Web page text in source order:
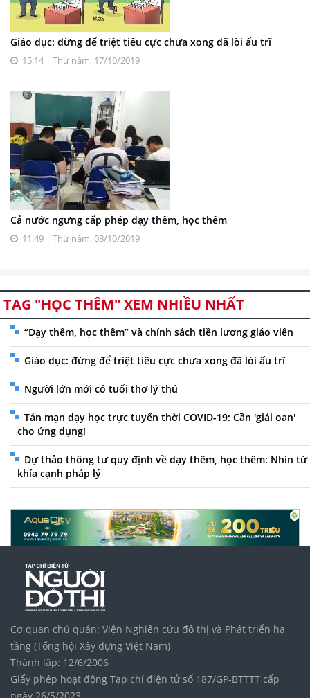
Giáo dục: đừng để triệt tiêu cực chưa xong đã lòi ấu trĩ
15:14 | Thứ năm, 17/10/2019
Cả nước ngưng cấp phép dạy thêm, học thêm
11:49 | Thứ năm, 03/10/2019
TAG "HỌC THÊM" XEM NHIỀU NHẤT
“Dạy thêm, học thêm” và chính sách tiền lương giáo viên
Giáo dục: đừng để triệt tiêu cực chưa xong đã lòi ấu trĩ
Người lớn mới có tuổi thơ lý thú
Tản mạn dạy học trực tuyến thời COVID-19: Cần 'giải oan'
cho ứng dụng!
Dự thảo thông tư quy định về dạy thêm, học thêm: Nhìn từ
khía cạnh pháp lý
Cơ quan chủ quản: Viện Nghiên cứu đô thị và Phát triển hạ
tầng (Tổng hội Xây dựng Việt Nam)
Thành lập: 12/6/2006
Giấy phép hoạt động Tạp chí điện tử số 187/GP-BTTTT cấp